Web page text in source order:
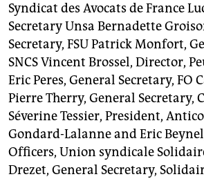
Syndicat des Avocats de France
Secretary Unsa Bernadette
Secretary, FSU Patrick Monfort,
SNCS Vincent Brossel, Director,
Eric Peres, General Secretary, FO
Pierre Therry, General Secretary,
Séverine Tessier, President,
Gondard-Lalanne and Eric
Officers, Union syndicale
Drezet, General Secretary,